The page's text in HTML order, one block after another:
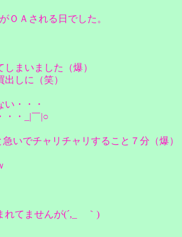
ＯＡされる日でした。
まいました（爆）
しに（笑）
・・・
・・_|￣|○
いでチャリチャリすること７分（爆）
てませんが(´,_ゝ｀)